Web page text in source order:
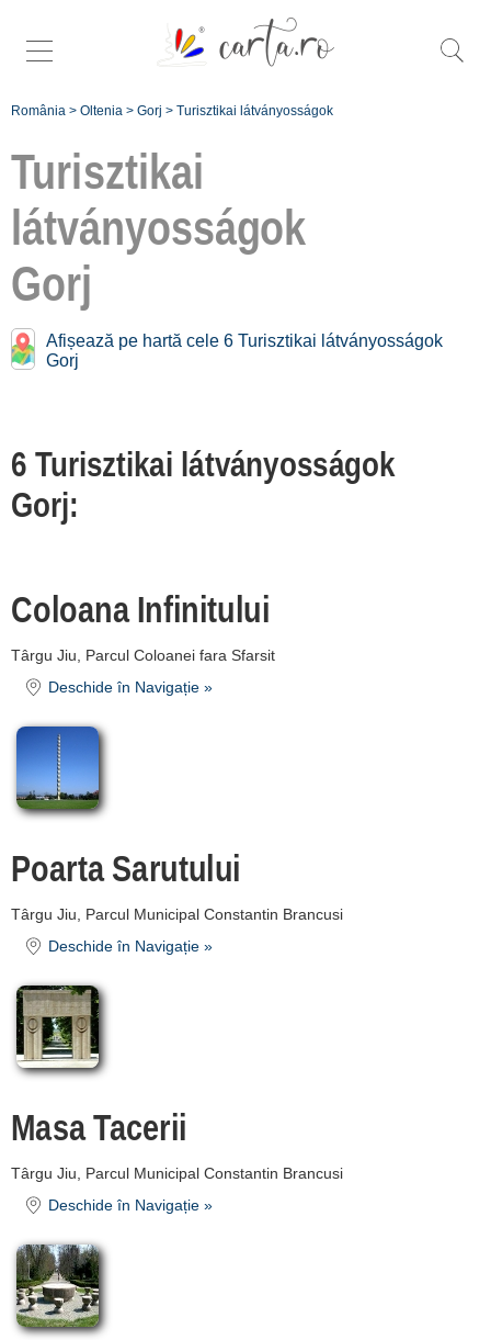
România > Oltenia > Gorj > Turisztikai látványosságok
Turisztikai
látványosságok
Gorj
Afișează pe hartă cele 6 Turisztikai látványosságok
Gorj
6 Turisztikai látványosságok
Gorj:
Coloana Infinitului
Târgu Jiu, Parcul Coloanei fara Sfarsit
Deschide în Navigație »
Poarta Sarutului
Târgu Jiu, Parcul Municipal Constantin Brancusi
Deschide în Navigație »
Masa Tacerii
Târgu Jiu, Parcul Municipal Constantin Brancusi
Deschide în Navigație »
További egyedi
turisztikai
látványosságok
Gorj:
unitate de
despre C A R T
contact
login